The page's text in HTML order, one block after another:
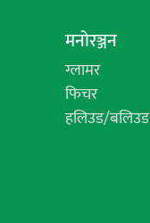
मनोरञ्जन
ग्लामर
फिचर
हलिउड/बलिउड